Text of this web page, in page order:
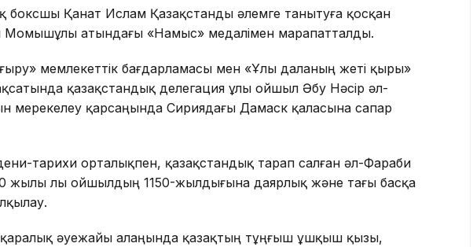
боксшы Қанат Ислам Қазақстанды әлемге танытуға қосқан
Момышұлы атындағы «Намыс» медалімен марапатталды.
мемлекеттік бағдарламасы мен «Ұлы даланың жеті қыры»
қазақстандық делегация ұлы ойшыл Әбу Нәсір әл-
мерекелеу қарсаңында Сириядағы Дамаск қаласына сапар
тарихи орталықпен, қазақстандық тарап салған әл-Фараби
жылы үлы ойшылдың 1150-жылдығына даярлық және тағы басқа
әуежайы алаңында қазақтың тұңғыш ұшқыш қызы,